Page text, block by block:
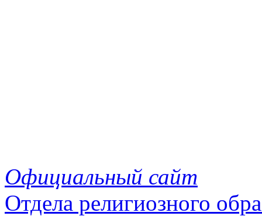
Официальный сайт
Отдела религиозного